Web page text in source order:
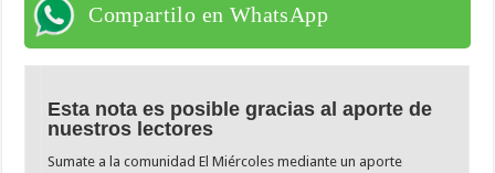
Compartilo en WhatsApp
Esta nota es posible gracias al aporte de
nuestros lectores
Sumate a la comunidad El Miércoles mediante un aporte